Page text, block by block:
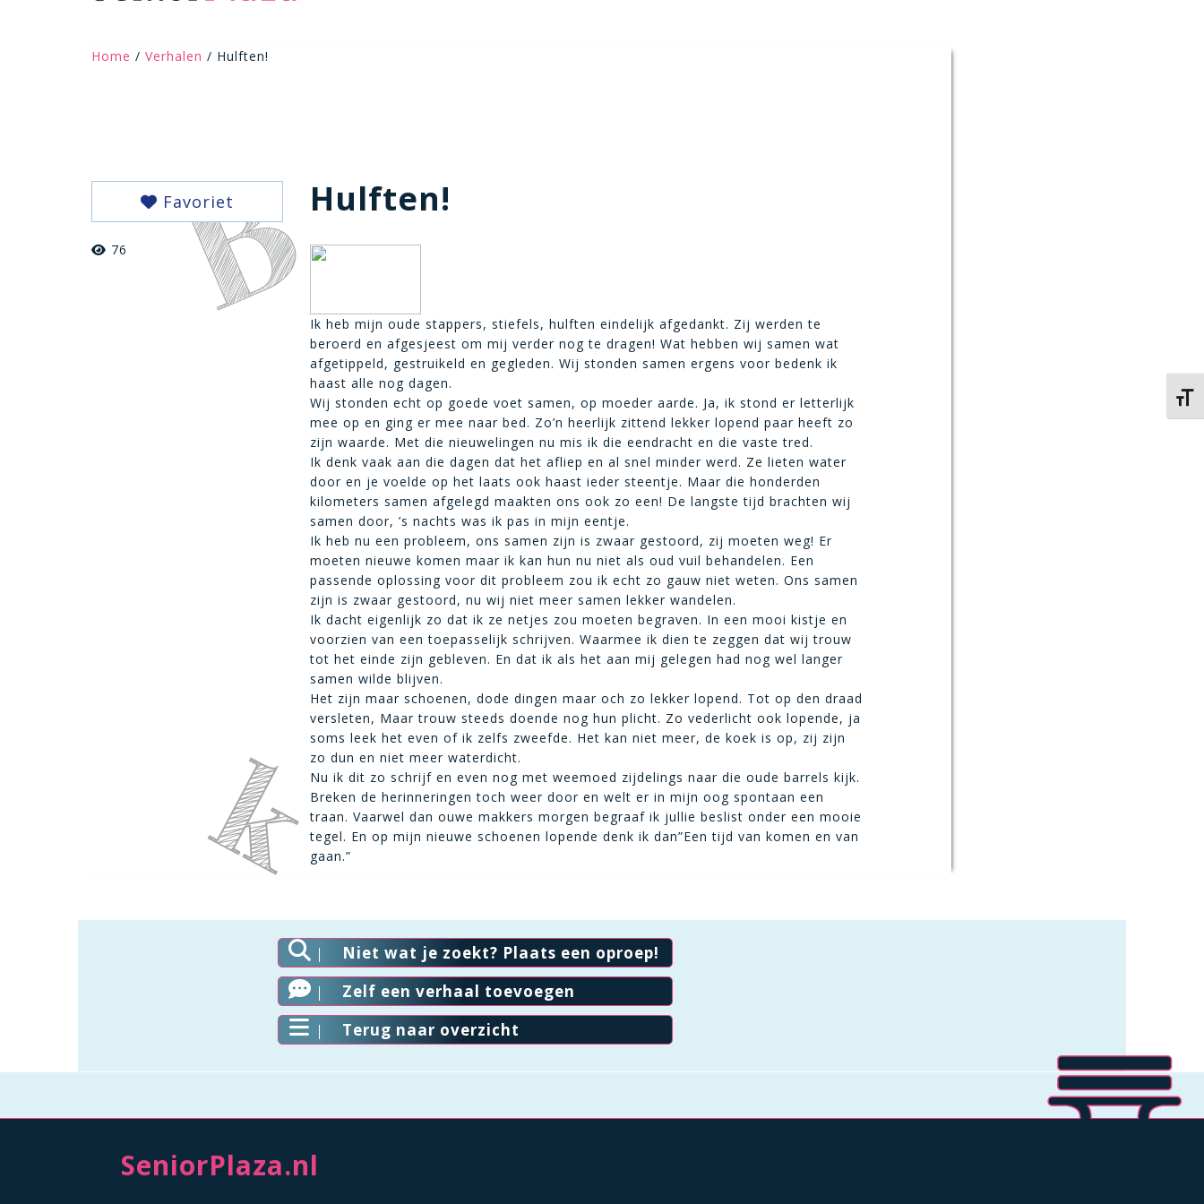
Home / Verhalen / Hulften!
Favoriet
76
Hulften!
Ik heb mijn oude stappers, stiefels, hulften eindelijk afgedankt. Zij werden te
beroerd en afgesjeest om mij verder nog te dragen! Wat hebben wij samen wat
afgetippeld, gestruikeld en gegleden. Wij stonden samen ergens voor bedenk ik
haast alle nog dagen.
Wij stonden echt op goede voet samen, op moeder aarde. Ja, ik stond er letterlijk
mee op en ging er mee naar bed. Zo’n heerlijk zittend lekker lopend paar heeft zo
zijn waarde. Met die nieuwelingen nu mis ik die eendracht en die vaste tred.
Ik denk vaak aan die dagen dat het afliep en al snel minder werd. Ze lieten water
door en je voelde op het laats ook haast ieder steentje. Maar die honderden
kilometers samen afgelegd maakten ons ook zo een! De langste tijd brachten wij
samen door, ’s nachts was ik pas in mijn eentje.
Ik heb nu een probleem, ons samen zijn is zwaar gestoord, zij moeten weg! Er
moeten nieuwe komen maar ik kan hun nu niet als oud vuil behandelen. Een
passende oplossing voor dit probleem zou ik echt zo gauw niet weten. Ons samen
zijn is zwaar gestoord, nu wij niet meer samen lekker wandelen.
Ik dacht eigenlijk zo dat ik ze netjes zou moeten begraven. In een mooi kistje en
voorzien van een toepasselijk schrijven. Waarmee ik dien te zeggen dat wij trouw
tot het einde zijn gebleven. En dat ik als het aan mij gelegen had nog wel langer
samen wilde blijven.
Het zijn maar schoenen, dode dingen maar och zo lekker lopend. Tot op den draad
versleten, Maar trouw steeds doende nog hun plicht. Zo vederlicht ook lopende, ja
soms leek het even of ik zelfs zweefde. Het kan niet meer, de koek is op, zij zijn
zo dun en niet meer waterdicht.
Nu ik dit zo schrijf en even nog met weemoed zijdelings naar die oude barrels kijk.
Breken de herinneringen toch weer door en welt er in mijn oog spontaan een
traan. Vaarwel dan ouwe makkers morgen begraaf ik jullie beslist onder een mooie
tegel. En op mijn nieuwe schoenen lopende denk ik dan”Een tijd van komen en van
gaan.”
Niet wat je zoekt? Plaats een oproep!
Zelf een verhaal toevoegen
Terug naar overzicht
SeniorPlaza.nl